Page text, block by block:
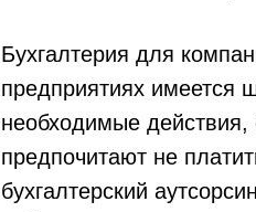
Бухгалтерия для
предприятиях имеется
необходимые действия,
предпочитают не
бухгалтерский